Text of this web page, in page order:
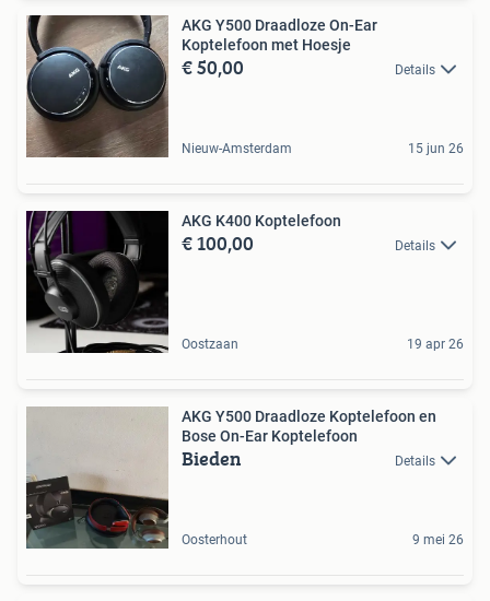
AKG Y500 Draadloze On-Ear
Koptelefoon met Hoesje
€ 50,00 Details
Nieuw-Amsterdam 15 jun 26
AKG K400 Koptelefoon
€ 100,00 Details
Oostzaan 19 apr 26
AKG Y500 Draadloze Koptelefoon en
Bose On-Ear Koptelefoon
Bieden Details
Oosterhout 9 mei 26